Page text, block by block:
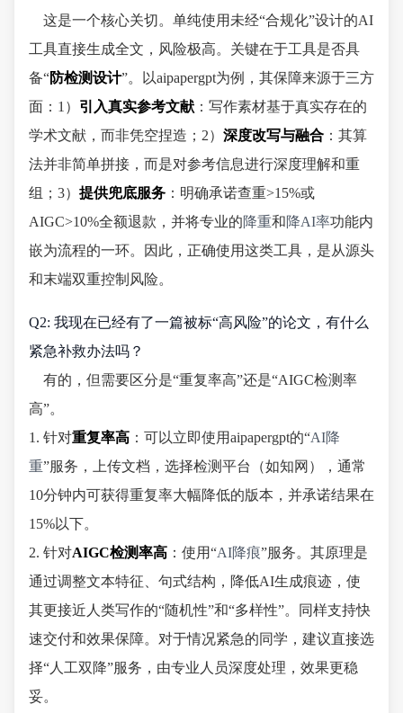
这是一个核心关切。单纯使用未经“合规化”设计的AI
工具直接生成全文，风险极高。关键在于工具是否具
备“防检测设计”。以aipapergpt为例，其保障来源于三方
面：1） 引入真实参考文献 ：写作素材基于真实存在的
学术文献，而非凭空捏造；2） 深度改写与融合 ：其算
法并非简单拼接，而是对参考信息进行深度理解和重
组；3） 提供兜底服务 ：明确承诺查重>15%或
AIGC>10%全额退款，并将专业的降重和降AI率功能内
嵌为流程的一环。因此，正确使用这类工具，是从源头
和末端双重控制风险。
Q2: 我现在已经有了一篇被标“高风险”的论文，有什么
紧急补救办法吗？
有的，但需要区分是“重复率高”还是“AIGC检测率
高”。
1. 针对重复率高 ：可以立即使用aipapergpt的“AI降
重”服务，上传文档，选择检测平台（如知网），通常
10分钟内可获得重复率大幅降低的版本，并承诺结果在
15%以下。
2. 针对AIGC检测率高 ：使用“AI降痕”服务。其原理是
通过调整文本特征、句式结构，降低AI生成痕迹，使
其更接近人类写作的“随机性”和“多样性”。同样支持快
速交付和效果保障。对于情况紧急的同学，建议直接选
择“人工双降”服务，由专业人员深度处理，效果更稳
妥。